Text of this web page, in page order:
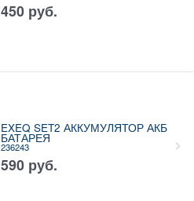
450 руб.
EXEQ SET2 АККУМУЛЯТОР АКБ
БАТАРЕЯ
236243
590 руб.